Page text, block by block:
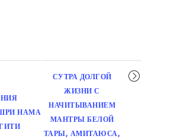
НАМА
СУТРА ДОЛГОЙ
ЖИЗНИ С
НАЧИТЫВАНИЕМ
МАНТРЫ БЕЛОЙ
ТАРЫ, АМИТАЮСА,